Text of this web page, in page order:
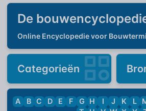
De
Online Encyclopedie voor
Categorieën
A B C D E F G H I J K L